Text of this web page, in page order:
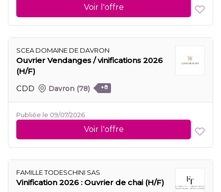
Voir l'offre
SCEA DOMAINE DE DAVRON
Ouvrier Vendanges / vinifications 2026
(H/F)
CDD
Davron (78) +8
Publiée le 09/07/2026
Voir l'offre
FAMILLE TODESCHINI SAS
Vinification 2026 : Ouvrier de chai (H/F)